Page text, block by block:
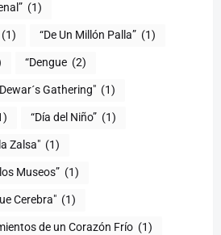
(1)
(1) “De Un Millón Palla” (1)
“Dengue (2)
Gathering" (1)
“Día del Niño” (1)
Zalsa" (1)
Museos” (1)
Cerebra" (1)
de un Corazón Frío (1)